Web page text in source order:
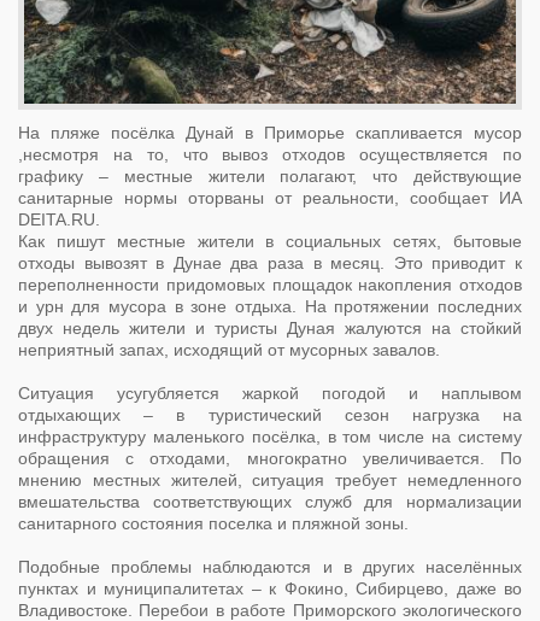
На пляже посёлка Дунай в Приморье скапливается мусор
,несмотря на то, что вывоз отходов осуществляется по
графику – местные жители полагают, что действующие
санитарные нормы оторваны от реальности, сообщает ИА
DEITA.RU.
Как пишут местные жители в социальных сетях, бытовые
отходы вывозят в Дунае два раза в месяц. Это приводит к
переполненности придомовых площадок накопления отходов
и урн для мусора в зоне отдыха. На протяжении последних
двух недель жители и туристы Дуная жалуются на стойкий
неприятный запах, исходящий от мусорных завалов.
Ситуация усугубляется жаркой погодой и наплывом
отдыхающих – в туристический сезон нагрузка на
инфраструктуру маленького посёлка, в том числе на систему
обращения с отходами, многократно увеличивается. По
мнению местных жителей, ситуация требует немедленного
вмешательства соответствующих служб для нормализации
санитарного состояния поселка и пляжной зоны.
Подобные проблемы наблюдаются и в других населённых
пунктах и муниципалитетах – к Фокино, Сибирцево, даже во
Владивостоке. Перебои в работе Приморского экологического